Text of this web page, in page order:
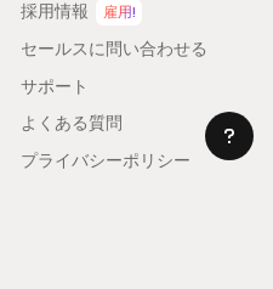
採用情報 雇用!
セールスに問い合わせる
サポート
よくある質問
プライバシーポリシー